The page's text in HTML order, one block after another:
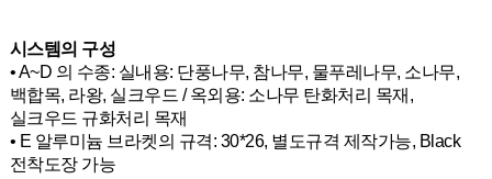
시스템의 구성
• A~D 의 수종: 실내용: 단풍나무, 참나무, 물푸레나무, 소나무,
백합목, 라왕, 실크우드 / 옥외용: 소나무 탄화처리 목재,
실크우드 규화처리 목재
• E 알루미늄 브라켓의 규격: 30*26, 별도규격 제작가능, Black
전착도장 가능